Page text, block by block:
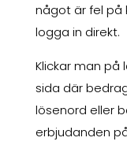
något är fel
logga in direkt.
Klickar man på
sida där
lösenord eller
erbjudanden